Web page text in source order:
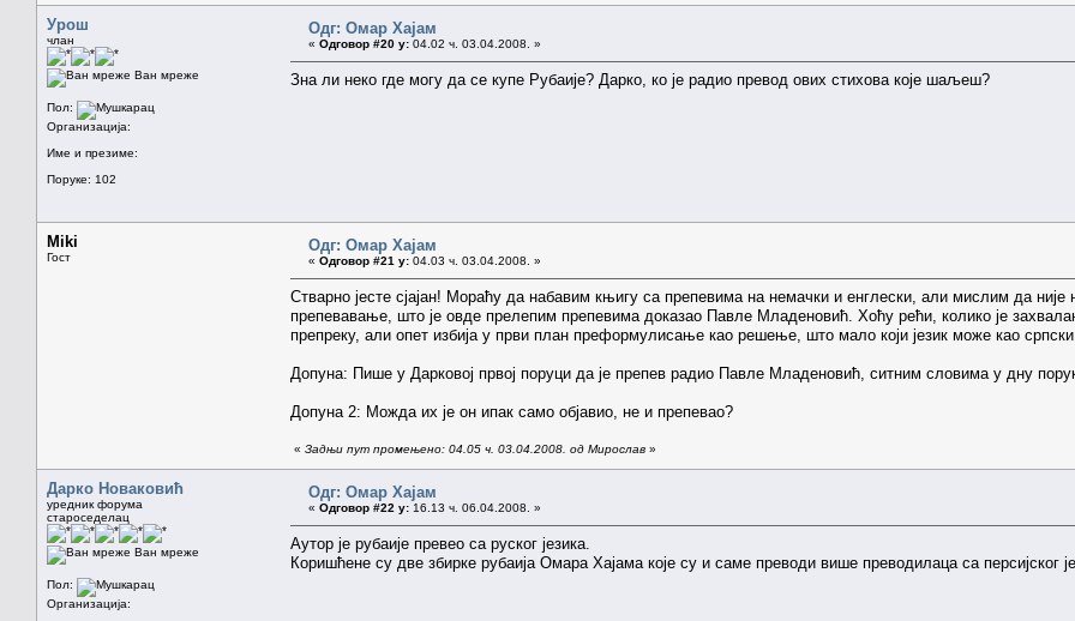
Урош
члан
Ван мреже
Пол:
Организација:
Име и презиме:
Поруке: 102
Одг: Омар Хајам
« Одговор #20 у: 04.02 ч. 03.04.2008. »
Зна ли неко где могу да се купе Рубаије? Дарко, ко је радио превод ових стихова које шаљеш?
Miki
Гост
Одг: Омар Хајам
« Одговор #21 у: 04.03 ч. 03.04.2008. »
Стварно јесте сјајан! Мораћу да набавим књигу са препевима на немачки и енглески, али мислим да није
препевавање, што је овде прелепим препевима доказао Павле Младеновић. Хоћу рећи, колико је
препреку, али опет избија у први план преформулисање као решење, што мало који језик може као српски.
Допуна: Пише у Дарковој првој поруци да је препев радио Павле Младеновић, ситним словима у дну
Допуна 2: Можда их је он ипак само објавио, не и препевао?
« Задњи пут промењено: 04.05 ч. 03.04.2008. од Мирослав »
Дарко Новаковић
уредник форума
староседелац
Ван мреже
Пол:
Организација:
Одг: Омар Хајам
« Одговор #22 у: 16.13 ч. 06.04.2008. »
Аутор је рубаије превео са руског језика.
Коришћене су две збирке рубаија Омара Хајама које су и саме преводи више преводилаца са персијског